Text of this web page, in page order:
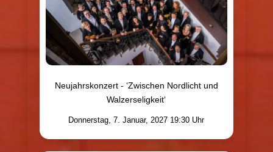
Neujahrskonzert - ‘Zwischen Nordlicht und
Walzerseligkeit‘
Donnerstag, 7. Januar, 2027 19:30 Uhr